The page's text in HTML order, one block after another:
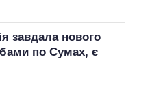
завдала нового
по Сумах, є